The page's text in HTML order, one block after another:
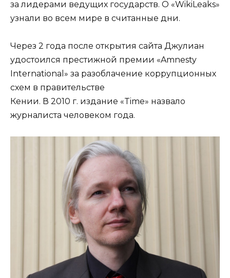
за лидерами ведущих государств. О «WikiLeaks»
узнали во всем мире в считанные дни.
Через 2 года после открытия сайта Джулиан
удостоился престижной премии «Amnesty
International» за разоблачение коррупционных
схем в правительстве
Кении. В 2010 г. издание «Time» назвало
журналиста человеком года.